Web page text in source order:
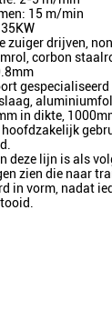
15 m/min
zuiger drijven,
corbon
in dikte,
deze lijn is als
zien die naar
in vorm, nadat